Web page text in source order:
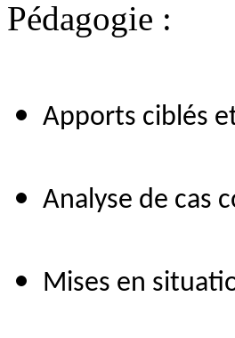
Pédagogie :
Apports ciblés
Analyse de cas
Mises en